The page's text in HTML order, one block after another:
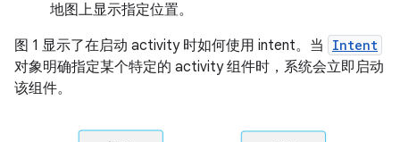
地图上显示指定位置。
图 1 显示了在启动 activity 时如何使用 intent。当
Intent
对象明确指定某个特定的 activity 组件时，系统会立即启动
该组件。